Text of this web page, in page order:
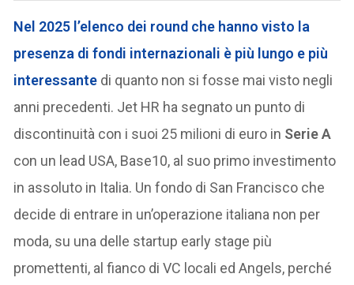
Nel 2025 l’elenco dei round che hanno visto la
presenza di fondi internazionali è più lungo e più
interessante di quanto non si fosse mai visto negli
anni precedenti. Jet HR ha segnato un punto di
discontinuità con i suoi 25 milioni di euro in Serie A
con un lead USA, Base10, al suo primo investimento
in assoluto in Italia. Un fondo di San Francisco che
decide di entrare in un’operazione italiana non per
moda, su una delle startup early stage più
promettenti, al fianco di VC locali ed Angels, perché